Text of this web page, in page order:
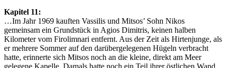
Kapitel 11:
…Im Jahr 1969 kauften Vassilis und Mitsos’ Sohn Nikos
gemeinsam ein Grundstück in Agios Dimitris, keinen halben
Kilometer vom Firolimnari entfernt. Aus der Zeit als Hirtenjunge, als
er mehrere Sommer auf den darübergelegenen Hügeln verbracht
hatte, erinnerte sich Mitsos noch an die kleine, direkt am Meer